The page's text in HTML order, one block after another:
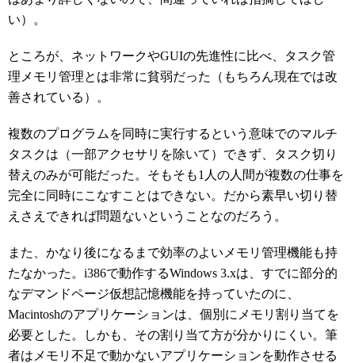
い）。
ところが、ネットワークやGUIの先進性に比べ、タスク管
理メモリ管理とは非常に貧弱だった（もちろん現在では改
善されている）。
複数のプログラムを同時に実行するという意味でのマルチ
タスクは（一部アクセサリを除いて）できず、タスク切り
替えのみが可能だった。そもそも1人の人間が複数の仕事を
完全に同時にこなすことはできない。だから素早い切り替
えさえできれば問題ないということなのだろう。
また、かなり後になるまで効率のよいメモリ管理機能も持
たなかった。i386で動作するWindows 3.xは、すでに部分的
なデマンドページ仮想記憶機能を持っていたのに、
Macintoshのアプリケーションは、個別にメモリ割り当てを
必要とした。しかも、その割り当て方が分かりにくい。筆
者はメモリ不足で動かないアプリケーションを動作させる